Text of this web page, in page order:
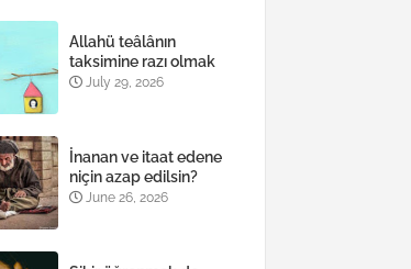
Allahü teâlânın
taksimine razı olmak
July 29, 2026
İnanan ve itaat edene
niçin azap edilsin?
June 26, 2026